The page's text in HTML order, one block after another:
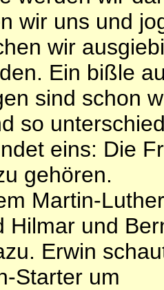
wir uns und
wir
Ein bißle
sind schon
so
eins: Die
gehören.
Martin-
Hilmar und
Erwin
Starter um